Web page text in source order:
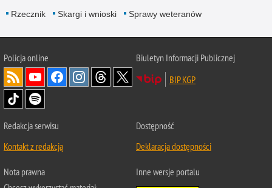
Rzecznik Skargi i wnioski Sprawy weteranów
Policjaonline
Biuletyn Informacji Publicznej
BIP KGP
Redakcja serwisu
Kontakt z redakcją
Dostępność
Deklaracja dostępności
Nota prawna
Inne wersje portalu